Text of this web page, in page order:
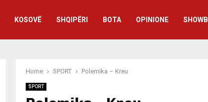
KOSOVË SHQIPËRI BOTA OPINIONE
Home SPORT Polemika – Kreu
SPORT